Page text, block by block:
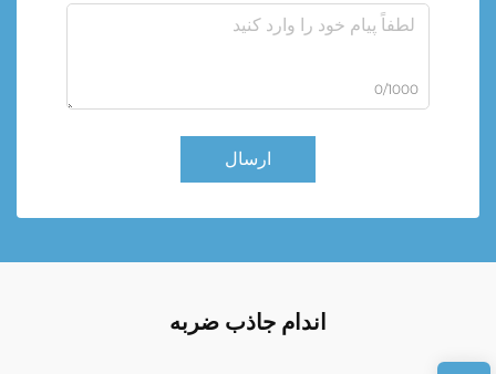
0/1000
ارسال
اندام جاذب ضربه